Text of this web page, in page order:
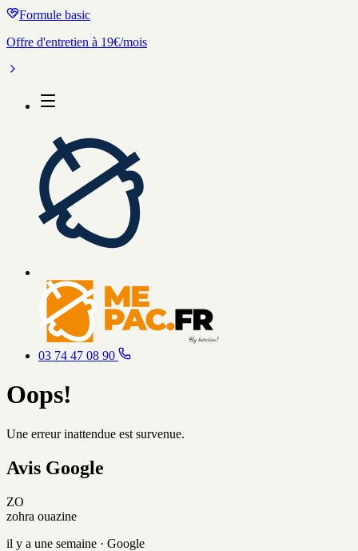
Formule basic
Offre d'entretien à 19€/mois
03 74 47 08 90
Oops!
Une erreur inattendue est survenue.
Avis Google
ZO
zohra ouazine
il y a une semaine · Google